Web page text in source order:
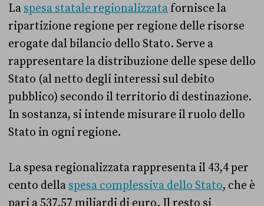
La spesa statale regionalizzata fornisce la
ripartizione regione per regione delle risorse
erogate dal bilancio dello Stato. Serve a
rappresentare la distribuzione delle spese dello
Stato (al netto degli interessi sul debito
pubblico) secondo il territorio di destinazione.
In sostanza, si intende misurare il ruolo dello
Stato in ogni regione.
La spesa regionalizzata rappresenta il 43,4 per
cento della spesa complessiva dello Stato, che è
pari a 537,57 miliardi di euro. Il resto si